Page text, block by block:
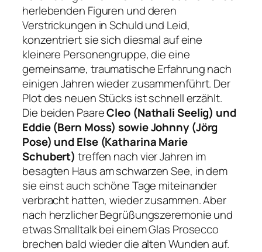
herlebenden Figuren und deren
Verstrickungen in Schuld und Leid,
konzentriert sie sich diesmal auf eine
kleinere Personengruppe, die eine
gemeinsame, traumatische Erfahrung nach
einigen Jahren wieder zusammenführt. Der
Plot des neuen Stücks ist schnell erzählt.
Die beiden PaareCleo (Nathali Seelig) und
Eddie (Bern Moss) sowie Johnny (Jörg
Pose) und Else (Katharina Marie
Schubert)treffen nach vier Jahren im
besagten Haus am schwarzen See, in dem
sie einst auch schöne Tage miteinander
verbracht hatten, wieder zusammen. Aber
nach herzlicher Begrüßungszeremonie und
etwas Smalltalk bei einem Glas Prosecco
brechen bald wieder die alten Wunden auf.